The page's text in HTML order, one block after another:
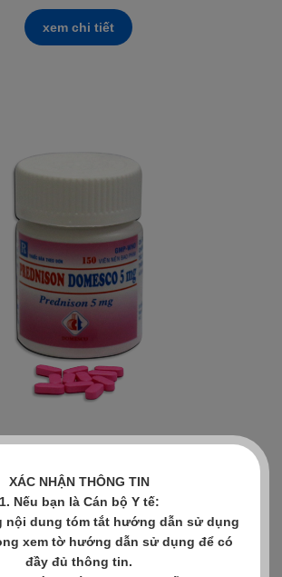
XÁC NHẬN THÔNG TIN
1. Nếu bạn là Cán bộ Y tế:
nội dung tóm tắt hướng dẫn sử dụng
xem tờ hướng dẫn sử dụng để có
đầy đủ thông tin.
xem chi tiết
5MG
định khi cần đến tác dụng chống viêm và
lupút ban đỏ toàn thân, một số thể
mạch thái dương và viêm quanh động